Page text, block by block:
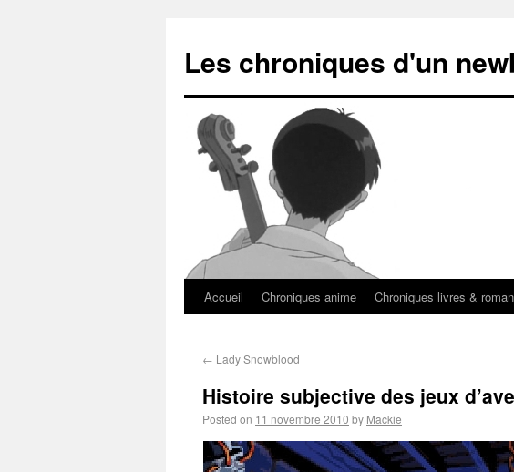
Les chroniques d'un
Accueil Chroniques anime Chroniques livres &
← Lady Snowblood
Histoire subjective des jeux
Posted on 11 novembre 2010 by Mackie